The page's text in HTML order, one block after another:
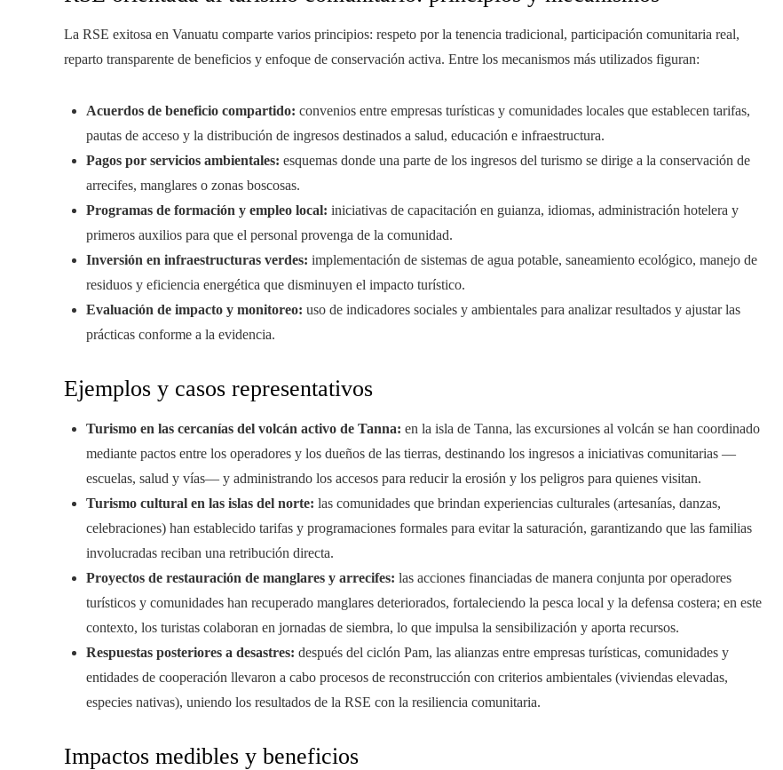
La RSE exitosa en Vanuatu comparte varios principios: respeto por la tenencia tradicional, participación comunitaria real,
reparto transparente de beneficios y enfoque de conservación activa. Entre los mecanismos más utilizados figuran:
Acuerdos de beneficio compartido: convenios entre empresas turísticas y comunidades locales que establecen tarifas,
pautas de acceso y la distribución de ingresos destinados a salud, educación e infraestructura.
Pagos por servicios ambientales: esquemas donde una parte de los ingresos del turismo se dirige a la conservación de
arrecifes, manglares o zonas boscosas.
Programas de formación y empleo local: iniciativas de capacitación en guianza, idiomas, administración hotelera y
primeros auxilios para que el personal provenga de la comunidad.
Inversión en infraestructuras verdes: implementación de sistemas de agua potable, saneamiento ecológico, manejo de
residuos y eficiencia energética que disminuyen el impacto turístico.
Evaluación de impacto y monitoreo: uso de indicadores sociales y ambientales para analizar resultados y ajustar las
prácticas conforme a la evidencia.
Ejemplos y casos representativos
Turismo en las cercanías del volcán activo de Tanna: en la isla de Tanna, las excursiones al volcán se han coordinado
mediante pactos entre los operadores y los dueños de las tierras, destinando los ingresos a iniciativas comunitarias —
escuelas, salud y vías— y administrando los accesos para reducir la erosión y los peligros para quienes visitan.
Turismo cultural en las islas del norte: las comunidades que brindan experiencias culturales (artesanías, danzas,
celebraciones) han establecido tarifas y programaciones formales para evitar la saturación, garantizando que las familias
involucradas reciban una retribución directa.
Proyectos de restauración de manglares y arrecifes: las acciones financiadas de manera conjunta por operadores
turísticos y comunidades han recuperado manglares deteriorados, fortaleciendo la pesca local y la defensa costera; en este
contexto, los turistas colaboran en jornadas de siembra, lo que impulsa la sensibilización y aporta recursos.
Respuestas posteriores a desastres: después del ciclón Pam, las alianzas entre empresas turísticas, comunidades y
entidades de cooperación llevaron a cabo procesos de reconstrucción con criterios ambientales (viviendas elevadas,
especies nativas), uniendo los resultados de la RSE con la resiliencia comunitaria.
Impactos medibles y beneficios